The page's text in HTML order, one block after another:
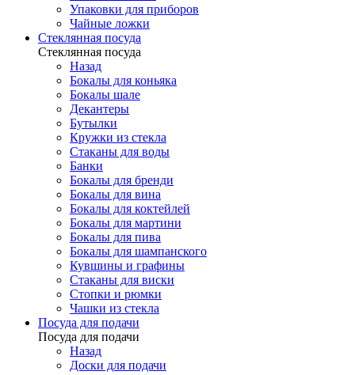
Упаковки для приборов
Чайные ложки
Стеклянная посуда
Стеклянная посуда
Назад
Бокалы для коньяка
Бокалы шале
Декантеры
Бутылки
Кружки из стекла
Стаканы для воды
Банки
Бокалы для бренди
Бокалы для вина
Бокалы для коктейлей
Бокалы для мартини
Бокалы для пива
Бокалы для шампанского
Кувшины и графины
Стаканы для виски
Стопки и рюмки
Чашки из стекла
Посуда для подачи
Посуда для подачи
Назад
Доски для подачи